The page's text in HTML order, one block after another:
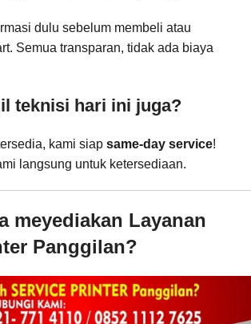
dulu sebelum membeli atau
Semua transparan, tidak ada biaya
teknisi hari ini juga?
kami siap same-day service!
langsung untuk ketersediaan.
meyediakan Layanan
Panggilan?